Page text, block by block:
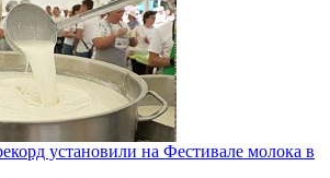
установили на Фестивале молока в